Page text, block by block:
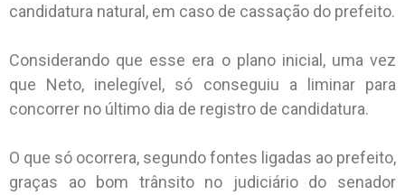
candidatura natural, em caso de cassação do prefeito.
Considerando que esse era o plano inicial, uma vez
que Neto, inelegível, só conseguiu a liminar para
concorrer no último dia de registro de candidatura.
O que só ocorrera, segundo fontes ligadas ao prefeito,
graças ao bom trânsito no judiciário do senador